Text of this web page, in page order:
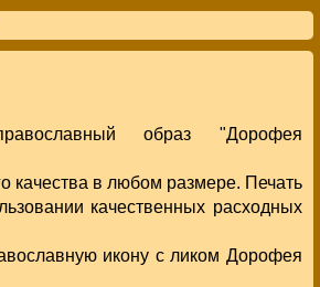
образ "Дорофея
качества в любом размере. Печать
качественных расходных
икону с ликом Дорофея